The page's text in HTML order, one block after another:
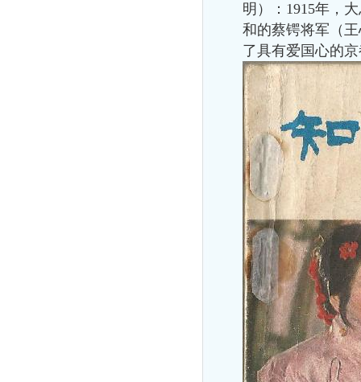
明）： 1915年，
和的蔡锷将军（
了具有爱国心的